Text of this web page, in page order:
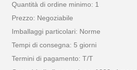
Quantità di ordine minimo: 1
Prezzo: Negoziabile
Imballaggi particolari: Norme
Tempi di consegna: 5 giorni
Termini di pagamento: T/T